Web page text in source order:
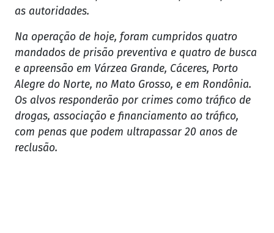
as autoridades.
Na operação de hoje, foram cumpridos quatro
mandados de prisão preventiva e quatro de busca
e apreensão em Várzea Grande, Cáceres, Porto
Alegre do Norte, no Mato Grosso, e em Rondônia.
Os alvos responderão por crimes como tráfico de
drogas, associação e financiamento ao tráfico,
com penas que podem ultrapassar 20 anos de
reclusão.